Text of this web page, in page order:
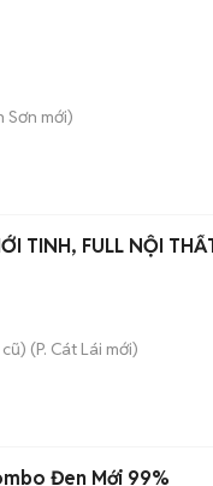
Sơn mới)
TINH, FULL NỘI
(P. Cát Lái mới)
Đen Mới 99%